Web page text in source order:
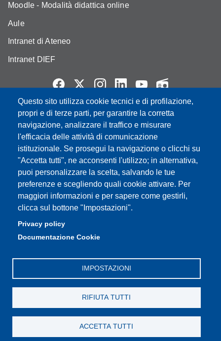
Questo sito utilizza cookie tecnici e di profilazione,
propri e di terze parti, per garantire la corretta
navigazione, analizzare il traffico e misurare
l'efficacia delle attività di comunicazione
istituzionale. Se prosegui la navigazione o clicchi su
"Accetta tutti", ne acconsenti l'utilizzo; in alternativa,
puoi personalizzare la scelta, salvando le tue
preferenze e scegliendo quali cookie attivare. Per
maggiori informazioni e per sapere come gestirli,
clicca sul bottone "Impostazioni".
Privacy policy
Documentazione Cookie
IMPOSTAZIONI
RIFIUTA TUTTI
ACCETTA TUTTI
Moodle - Modalità didattica online
Aule
Intranet di Ateneo
Intranet DIEF
Partita IVA: 00427620364
e-mail: urp@unimore.it
PEC: primo contatto: urp@pec.unimore.it
Indirizzo ReGIndE per notifica Atti Processuali:
direzionelegale@pec.unimore.it
Sede di Modena: Via Università 4, 41121 Modena, Tel. 059
2056511 - Fax 059 245156
Sede di Reggio Emilia : Viale A. Allegri 9, 42121 Reggio
Emilia, Tel. 0522 523041 - Fax 0522 523045